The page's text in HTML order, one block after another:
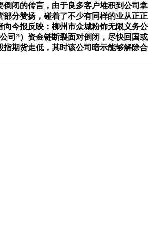
倒闭的传言，由于良多客户堆积到公司拿
部分赞扬，碰着了不少有同样的业从正正
向今报反映：柳州市众城粉饰无限义务公
司”）资金链断裂面对倒闭，尽快回国或
指期货走低，其时该公司暗示能够解除合